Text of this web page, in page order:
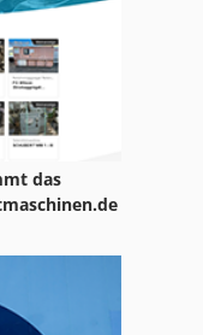
Schleifmaschine
das